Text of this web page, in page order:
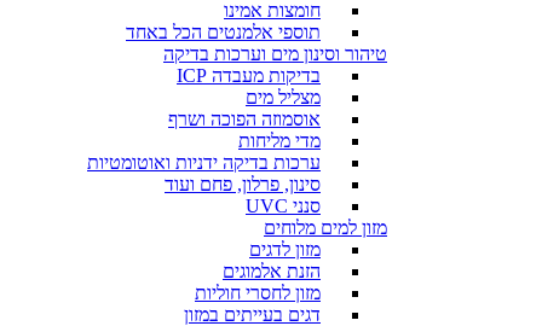
חומצות אמינו
תוספי אלמנטים הכל באחד
טיהור וסינון מים וערכות בדיקה
בדיקות מעבדה ICP
מצליל מים
אוסמוזה הפוכה ושרף
מדי מליחות
ערכות בדיקה ידניות ואוטומטיות
סינון, פרלון, פחם ועוד
סנני UVC
מזון למים מלוחים
מזון לדגים
הזנת אלמוגים
מזון לחסרי חוליות
דגים בעייתים במזון